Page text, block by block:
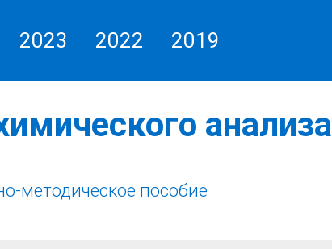
2023 2022 2019
колледж Волгоград»
анализа
методическое пособие